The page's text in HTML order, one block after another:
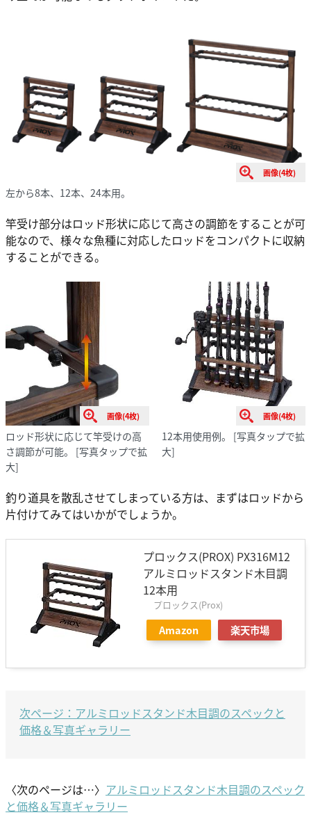
画像(4枚)
左から8本、12本、24本用。
竿受け部分はロッド形状に応じて高さの調節をすることが可
能なので、様々な魚種に対応したロッドをコンパクトに収納
することができる。
画像(4枚)
ロッド形状に応じて竿受けの高
さ調節が可能。
[写真タップで拡
大]
画像(4枚)
12本用使用例。
[写真タップで拡
大]
釣り道具を散乱させてしまっている方は、まずはロッドから
片付けてみてはいかがでしょうか。
プロックス(PROX) PX316M12
アルミロッドスタンド木目調
12本用
プロックス(Prox)
Amazon 楽天市場
次ページ：アルミロッドスタンド木目調のスペックと
価格＆写真ギャラリー
〈次のページは…〉 アルミロッドスタンド木目調のスペック
と価格＆写真ギャラリー